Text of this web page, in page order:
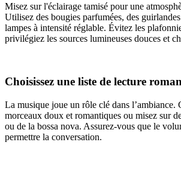
Misez sur l'éclairage tamisé pour une
Utilisez des bougies parfumées, des
lampes à intensité réglable. Évitez les
privilégiez les sources lumineuses douces et
Choisissez une liste de lecture
La musique joue un rôle clé dans l’ambiance.
morceaux doux et romantiques ou misez sur
ou de la bossa nova. Assurez-vous que le
permettre la conversation.